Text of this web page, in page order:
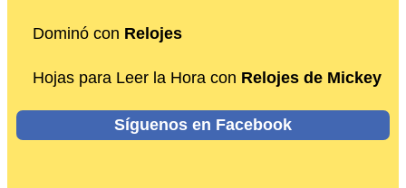
Dominó con Relojes
Hojas para Leer la Hora con Relojes de Mickey
Síguenos en Facebook